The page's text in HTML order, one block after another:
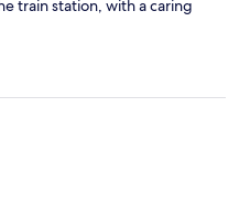
train station, with a caring